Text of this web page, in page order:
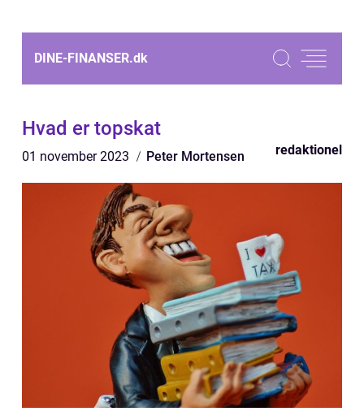
DINE-FINANSER.dk
Hvad er topskat
01 november 2023 Peter Mortensen redaktionel